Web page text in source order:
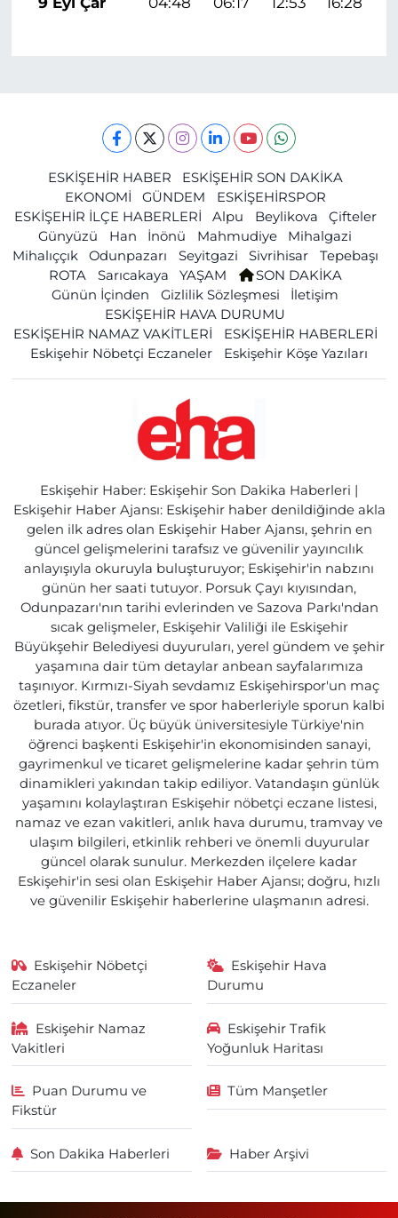
ESKİŞEHİR HABER
ESKİŞEHİR SON DAKİKA
EKONOMİ
GÜNDEM
ESKİŞEHİRSPOR
ESKİŞEHİR İLÇE HABERLERİ
Alpu Beylikova
Çifteler
Günyüzü
Han İnönü Mahmudiye
Mihalgazi
Mihalıççık
Odunpazarı Seyitgazi Sivrihisar
Tepebaşı
ROTA
Sarıcakaya YAŞAM
SON DAKİKA
Günün İçinden
Gizlilik Sözleşmesi
İletişim
ESKİŞEHİR HAVA DURUMU
ESKİŞEHİR NAMAZ VAKİTLERİ
ESKİŞEHİR HABERLERİ
Eskişehir Nöbetçi Eczaneler
Eskişehir Köşe Yazıları
Eskişehir Haber: Eskişehir Son Dakika Haberleri |
Eskişehir Haber Ajansı: Eskişehir haber denildiğinde akla
gelen ilk adres olan Eskişehir Haber Ajansı, şehrin en
güncel gelişmelerini tarafsız ve güvenilir yayıncılık
anlayışıyla okuruyla buluşturuyor; Eskişehir'in nabzını
günün her saati tutuyor. Porsuk Çayı kıyısından,
Odunpazarı'nın tarihi evlerinden ve Sazova Parkı'ndan
sıcak gelişmeler, Eskişehir Valiliği ile Eskişehir
Büyükşehir Belediyesi duyuruları, yerel gündem ve şehir
yaşamına dair tüm detaylar anbean sayfalarımıza
taşınıyor. Kırmızı-Siyah sevdamız Eskişehirspor'un maç
özetleri, fikstür, transfer ve spor haberleriyle sporun kalbi
burada atıyor. Üç büyük üniversitesiyle Türkiye'nin
öğrenci başkenti Eskişehir'in ekonomisinden sanayi,
gayrimenkul ve ticaret gelişmelerine kadar şehrin tüm
dinamikleri yakından takip ediliyor. Vatandaşın günlük
yaşamını kolaylaştıran Eskişehir nöbetçi eczane listesi,
namaz ve ezan vakitleri, anlık hava durumu, tramvay ve
ulaşım bilgileri, etkinlik rehberi ve önemli duyurular
güncel olarak sunulur. Merkezden ilçelere kadar
Eskişehir'in sesi olan Eskişehir Haber Ajansı; doğru, hızlı
ve güvenilir Eskişehir haberlerine ulaşmanın adresi.
Eskişehir Nöbetçi
Eczaneler
Eskişehir Hava
Durumu
Eskişehir Namaz
Vakitleri
Eskişehir Trafik
Yoğunluk Haritası
Puan Durumu ve
Fikstür
Tüm Manşetler
Son Dakika Haberleri Haber Arşivi